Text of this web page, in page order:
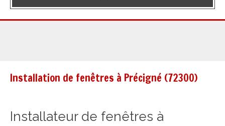
Installation de fenêtres à Précigné (72300)
Installateur de fenêtres à